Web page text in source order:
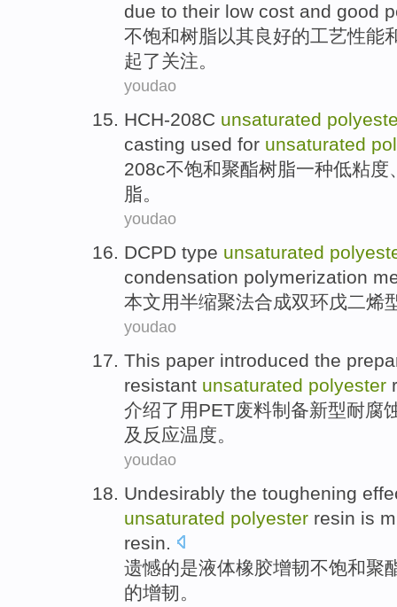
due to their low cost and good
不饱和树脂以其良好的工艺性能
起了关注。
youdao
HCH-208C unsaturated
casting used for unsaturated
208c不饱和聚酯树脂一种低粘度
脂。
youdao
DCPD type unsaturated
condensation polymerization
本文用半缩聚法合成双环戊二烯
youdao
This paper introduced the
resistant unsaturated polyester
介绍了用PET废料制备新型耐腐
及反应温度。
youdao
Undesirably the toughening
unsaturated polyester resin is
resin.
遗憾的是液体橡胶增韧不饱和聚
的增韧。